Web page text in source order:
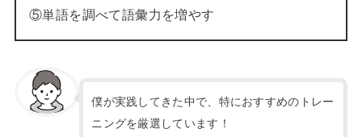
⑤単語を調べて語彙力を増やす
僕が実践してきた中で、特におすすめのトレー
ニングを厳選しています！